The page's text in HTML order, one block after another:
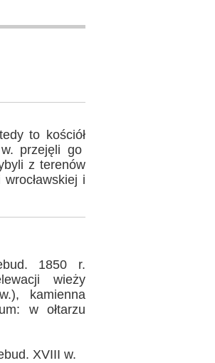
to kościół
przejęli go
z terenów
i
1850 r.
wieży
kamienna
w ołtarzu
XVIII w.